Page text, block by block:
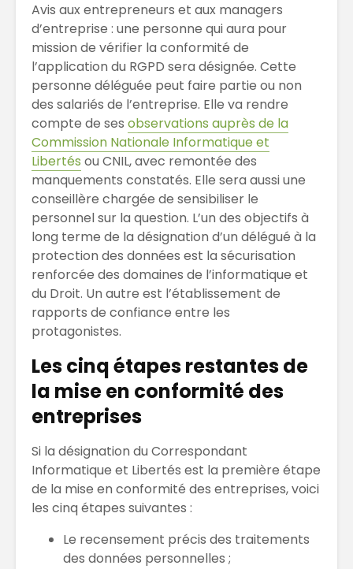
Avis aux entrepreneurs et aux managers
d’entreprise : une personne qui aura pour
mission de vérifier la conformité de
l’application du RGPD sera désignée. Cette
personne déléguée peut faire partie ou non
des salariés de l’entreprise. Elle va rendre
compte de ses observations auprès de la
Commission Nationale Informatique et
Libertés ou CNIL, avec remontée des
manquements constatés. Elle sera aussi une
conseillère chargée de sensibiliser le
personnel sur la question. L’un des objectifs à
long terme de la désignation d’un délégué à la
protection des données est la sécurisation
renforcée des domaines de l’informatique et
du Droit. Un autre est l’établissement de
rapports de confiance entre les
protagonistes.
Les cinq étapes restantes de
la mise en conformité des
entreprises
Si la désignation du Correspondant
Informatique et Libertés est la première étape
de la mise en conformité des entreprises, voici
les cinq étapes suivantes :
Le recensement précis des traitements
des données personnelles ;